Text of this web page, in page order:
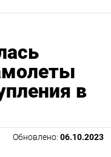
в
Обновлено: 06.10.2023